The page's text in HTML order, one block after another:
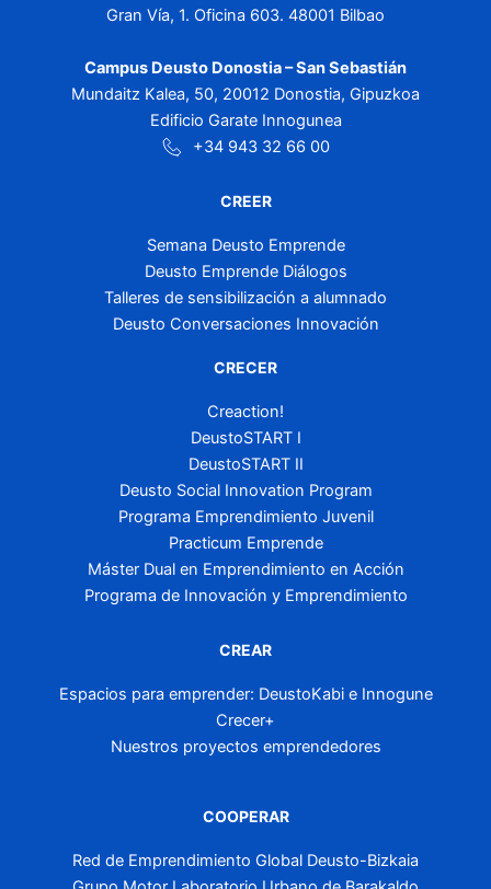
Gran Vía, 1. Oficina 603. 48001 Bilbao
Campus Deusto Donostia – San Sebastián
Mundaitz Kalea, 50, 20012 Donostia, Gipuzkoa
Edificio Garate Innogunea
+34 943 32 66 00
CREER
Semana Deusto Emprende
Deusto Emprende Diálogos
Talleres de sensibilización a alumnado
Deusto Conversaciones Innovación
CRECER
Creaction!
DeustoSTART I
DeustoSTART II
Deusto Social Innovation Program
Programa Emprendimiento Juvenil
Practicum Emprende
Máster Dual en Emprendimiento en Acción
Programa de Innovación y Emprendimiento
CREAR
Espacios para emprender: DeustoKabi e Innogune
Crecer+
Nuestros proyectos emprendedores
COOPERAR
Red de Emprendimiento Global Deusto-Bizkaia